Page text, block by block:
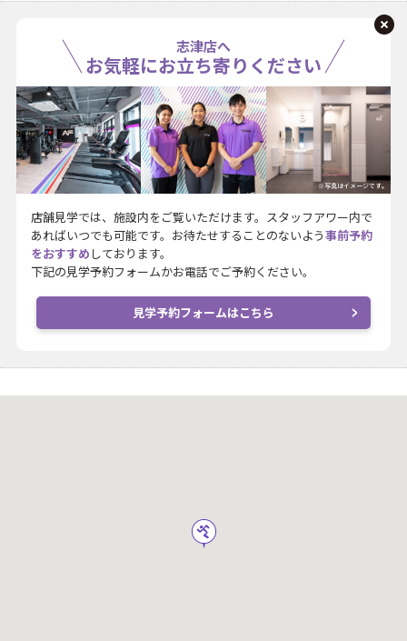
志津店へ
お気軽にお立ち寄りください
※写真はイメージです。
店舗見学では、施設内をご覧いただけます。スタッフアワー内で
あればいつでも可能です。お待たせすることのないよう事前予約
をおすすめ しております。
下記の見学予約フォームかお電話でご予約ください。
見学予約フォームはこちら